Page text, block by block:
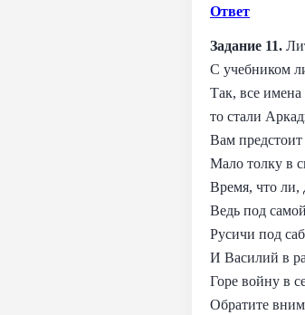
Ответ
Задание 11.
С учебником
Так, все
то стали
Вам предстоит
Мало толку в
Время, что ли,
Ведь под
Русичи под
И Василий в
Горе войну в
Обратите